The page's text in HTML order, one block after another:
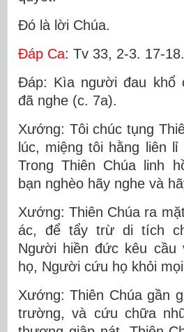
Ðó là lời Chúa.
Ðáp Ca: Tv 33, 2-3. 17-
Ðáp: Kìa người đau khổ
đã nghe (c. 7a).
Xướng: Tôi chúc tụng
lúc, miệng tôi hằng liên
Trong Thiên Chúa linh
bạn nghèo hãy nghe và
Xướng: Thiên Chúa ra
ác, để tẩy trừ di tích
Người hiền đức kêu cầu
họ, Người cứu họ khỏi
Xướng: Thiên Chúa gần
trường, và cứu chữa